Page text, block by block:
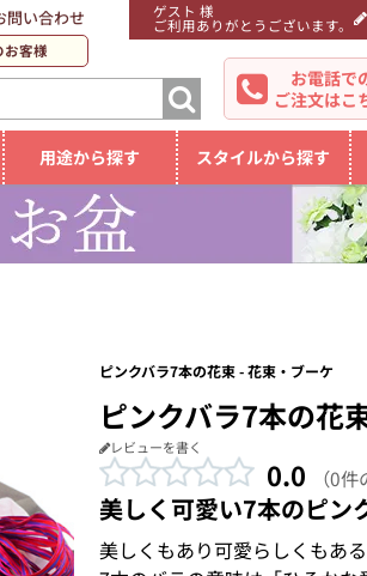
ゲスト 様
ご利用ありがとうございます。
問い合わせ
お客様
お電話で
ご注文はこ
用途から探す スタイルから探す
ピンクバラ7本の花束 - 花束・ブーケ
ピンクバラ7本の花
レビューを書く
0.0 （0
美しく可愛い7本のピン
美しくもあり可愛らしくもあ